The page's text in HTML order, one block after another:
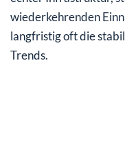
wiederkehrenden
langfristig oft die
Trends.